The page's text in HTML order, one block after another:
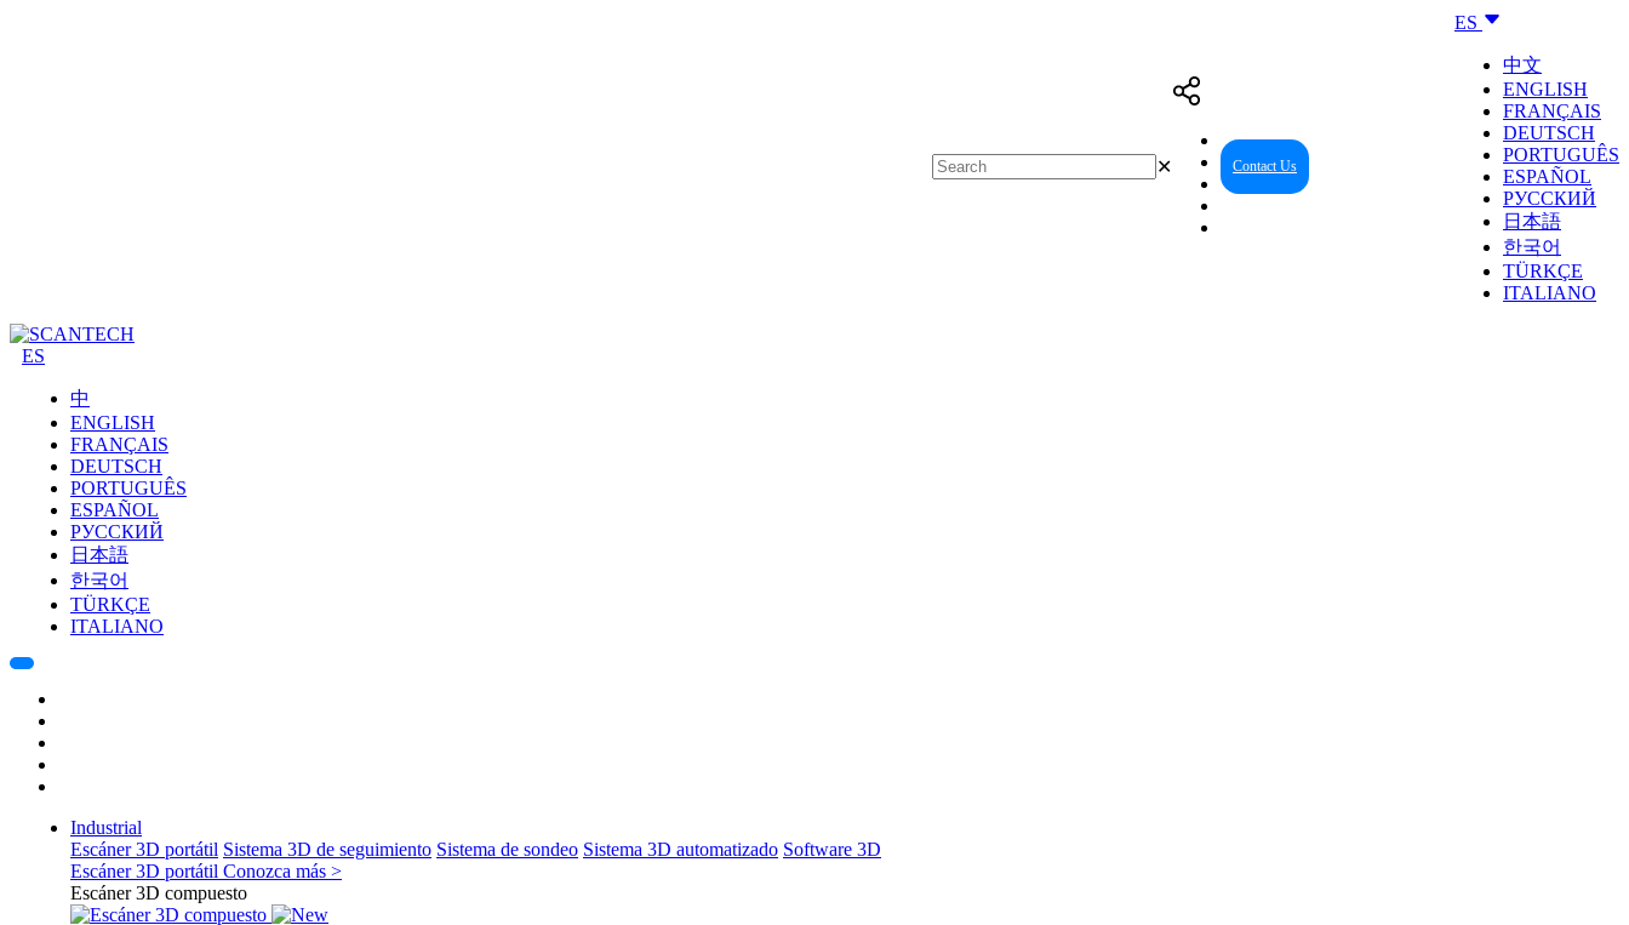
ES
中文
ENGLISH
FRANÇAIS
DEUTSCH
PORTUGUÊS
ESPAÑOL
РУССКИЙ
日本語
한국어
TÜRKÇE
ITALIANO
Contact Us
✕
ES
中
ENGLISH
FRANÇAIS
DEUTSCH
PORTUGUÊS
ESPAÑOL
РУССКИЙ
日本語
한국어
TÜRKÇE
ITALIANO
Industrial
Escáner 3D portátil Sistema 3D de seguimiento Sistema de sondeo Sistema 3D automatizado Software 3D
Escáner 3D portátil Conozca más >
Escáner 3D compuesto